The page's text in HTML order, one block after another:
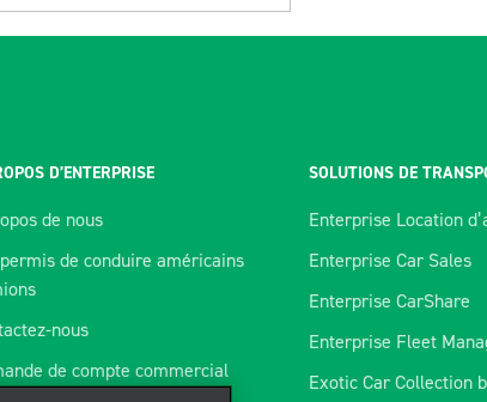
D’ENTERPRISE
de nous
de conduire américains
nous
de compte commercial
SOLUTIONS DE
Enterprise Location
Enterprise Car Sales
Enterprise CarShare
Enterprise Fleet
Exotic Car Collection